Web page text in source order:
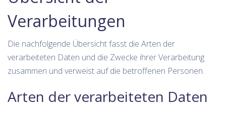
Verarbeitungen
Die nachfolgende Übersicht fasst die Arten der
verarbeiteten Daten und die Zwecke ihrer Verarbeitung
zusammen und verweist auf die betroffenen Personen.
Arten der verarbeiteten Daten